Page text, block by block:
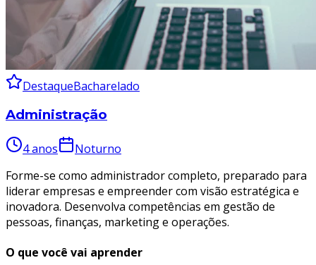
DestaqueBacharelado
Administração
4 anos
Noturno
Forme-se como administrador completo, preparado para
liderar empresas e empreender com visão estratégica e
inovadora. Desenvolva competências em gestão de
pessoas, finanças, marketing e operações.
O que você vai aprender